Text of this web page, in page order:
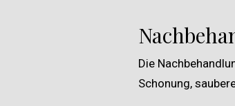
Die
Schonung,